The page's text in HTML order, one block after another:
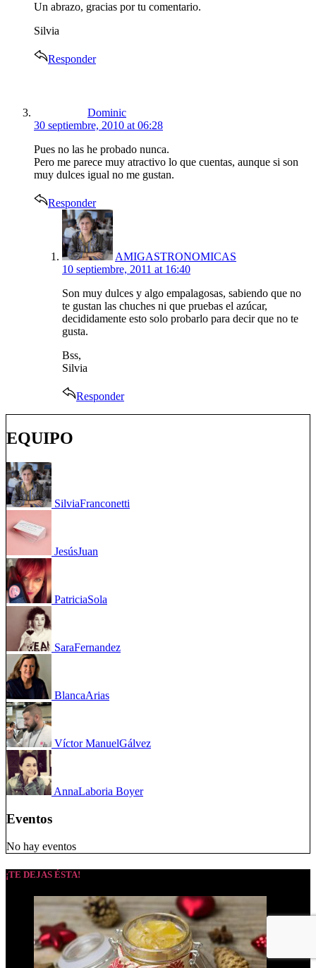
Un abrazo, gracias por tu comentario.
Silvia
Responder
Dominic
30 septiembre, 2010 at 06:28
Pues no las he probado nunca.
Pero me parece muy atractivo lo que cuentas, aunque si son
muy dulces igual no me gustan.
Responder
says:
AMIGASTRONOMICAS
10 septiembre, 2011 at 16:40
Son muy dulces y algo empalagosas, sabiendo que no
te gustan las chuches ni que pruebas el azúcar,
decididamente esto solo probarlo para decir que no te
gusta.
Bss,
Silvia
Responder
EQUIPO
SilviaFranconetti
JesúsJuan
PatriciaSola
SaraFernandez
BlancaArias
Víctor ManuelGálvez
AnnaLaboria Boyer
Eventos
No hay eventos
¡TE DEJAS ÉSTA!